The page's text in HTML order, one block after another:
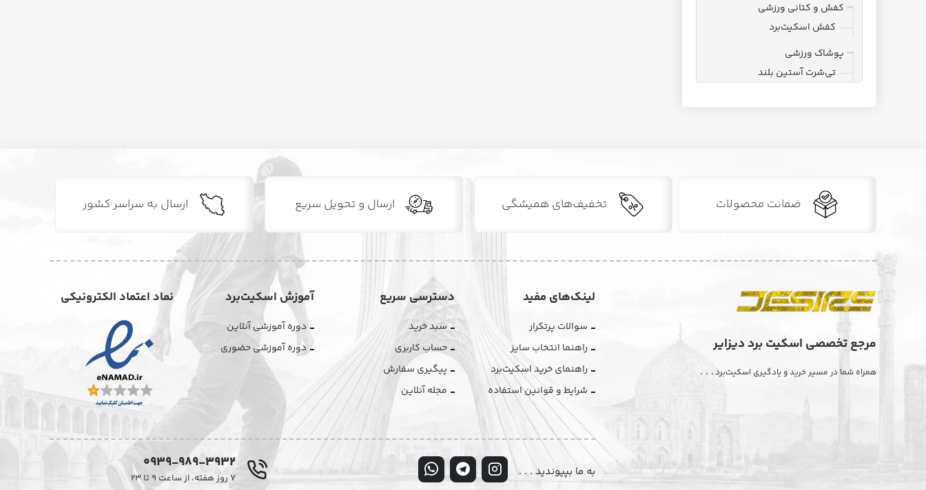
کفش و کتانی ورزشی
کفش اسکیت‌برد
پوشاک ورزشی
تی‌شرت آستین بلند
ضمانت محصولات تخفیف‌های همیشگی ارسال و تحویل سریع ارسال به سراسر کشور
مرجع تخصصی اسکیت برد دیزایر
همراه شما در مسیر خرید و یادگیری اسکیت‌برد. . .
لینک‌های مفید
سوالات پرتکرار
راهنما انتخاب سایز
راهنمای خرید اسکیت‌برد
شرایط و قوانین استفاده
دسترسی سریع
سبد خرید
حساب کاربری
پیگیری سفارش
مجله آنلاین
آموزش اسکیت‌برد
دوره آموزشی آنلاین
دوره آموزشی حضوری
نماد اعتماد الکترونیکی
به ما بپیوندید . . . 0939-989-3932
۷ روز هفته، از ساعت ۹ تا ۲۳